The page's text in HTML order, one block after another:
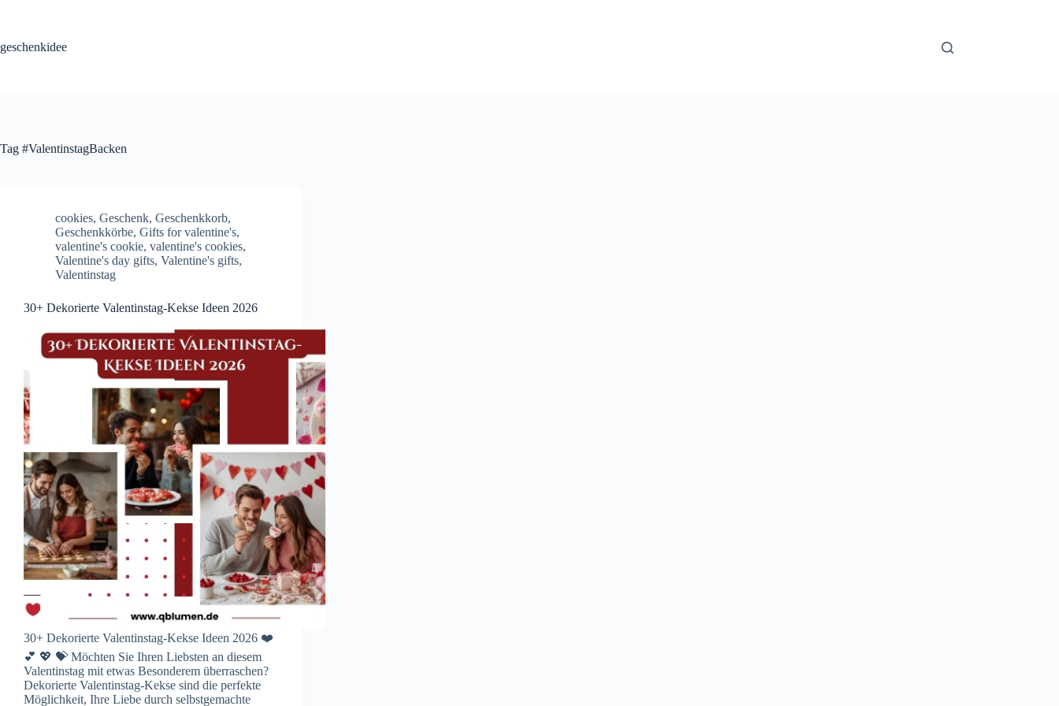
geschenkidee
Tag #ValentinstagBacken
cookies, Geschenk, Geschenkkorb,
Geschenkkörbe, Gifts for valentine's,
valentine's cookie, valentine's cookies,
Valentine's day gifts, Valentine's gifts,
Valentinstag
30+ Dekorierte Valentinstag-Kekse Ideen 2026
30+ Dekorierte Valentinstag-Kekse Ideen 2026 ❤️
💕 💖 💝 Möchten Sie Ihren Liebsten an diesem
Valentinstag mit etwas Besonderem überraschen?
Dekorierte Valentinstag-Kekse sind die perfekte
Möglichkeit, Ihre Liebe durch selbstgemachte